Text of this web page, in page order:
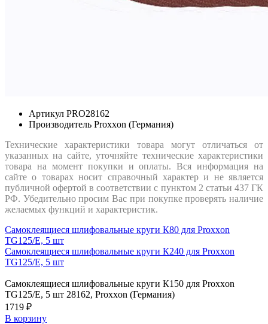
Артикул PRO28162
Производитель Proxxon (Германия)
Технические характеристики товара могут отличаться от
указанных на сайте, уточняйте технические характеристики
товара на момент покупки и оплаты. Вся информация на
сайте о товарах носит справочный характер и не является
публичной офертой в соответствии с пунктом 2 статьи 437 ГК
РФ. Убедительно просим Вас при покупке проверять наличие
желаемых функций и характеристик.
Самоклеящиеся шлифовальные круги К80 для Proxxon
TG125/E, 5 шт
Самоклеящиеся шлифовальные круги К240 для Proxxon
TG125/E, 5 шт
Самоклеящиеся шлифовальные круги К150 для Proxxon
TG125/E, 5 шт 28162, Proxxon (Германия)
1719 ₽
В корзину